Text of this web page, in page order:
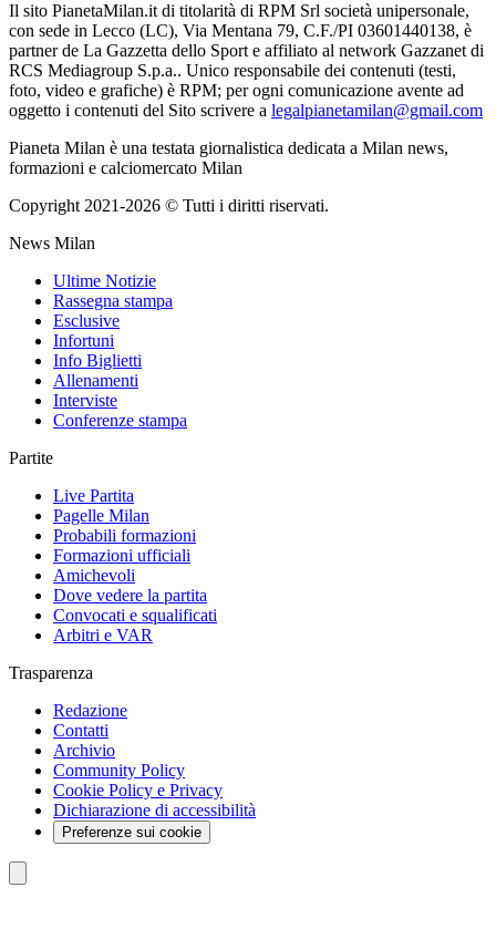
Il sito PianetaMilan.it di titolarità di RPM Srl società unipersonale,
con sede in Lecco (LC), Via Mentana 79, C.F./PI 03601440138, è
partner de La Gazzetta dello Sport e affiliato al network Gazzanet di
RCS Mediagroup S.p.a.. Unico responsabile dei contenuti (testi,
foto, video e grafiche) è RPM; per ogni comunicazione avente ad
oggetto i contenuti del Sito scrivere a legalpianetamilan@gmail.com
Pianeta Milan è una testata giornalistica dedicata a Milan news,
formazioni e calciomercato Milan
Copyright 2021-2026 © Tutti i diritti riservati.
News Milan
Ultime Notizie
Rassegna stampa
Esclusive
Infortuni
Info Biglietti
Allenamenti
Interviste
Conferenze stampa
Partite
Live Partita
Pagelle Milan
Probabili formazioni
Formazioni ufficiali
Amichevoli
Dove vedere la partita
Convocati e squalificati
Arbitri e VAR
Trasparenza
Redazione
Contatti
Archivio
Community Policy
Cookie Policy e Privacy
Dichiarazione di accessibilità
Preferenze sui cookie